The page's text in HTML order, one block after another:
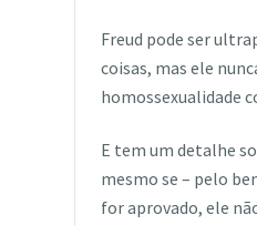
Freud pode ser
coisas, mas ele
homossexualidade
E tem um detalhe
mesmo se – pelo
for aprovado, ele